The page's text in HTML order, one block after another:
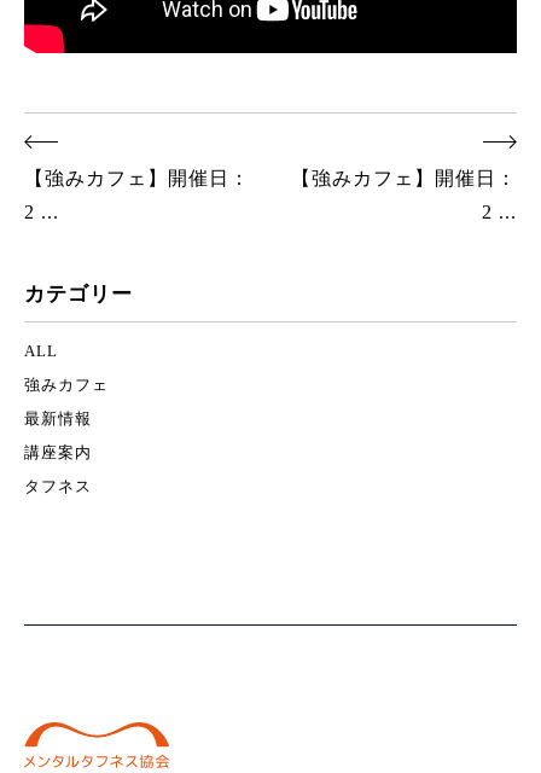
【強みカフェ】開催日：
2 ...
【強みカフェ】開催日：
2 ...
カテゴリー
ALL
強みカフェ
最新情報
講座案内
タフネス